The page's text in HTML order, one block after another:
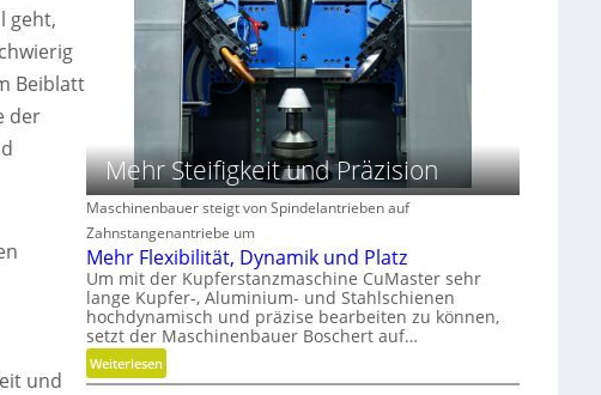
geht,
Beiblatt
der
und
e
t
l
i
f
f
e
n
n
i
e
b
u
n
d
H
y
d
r
a
l
r
m
a
t
u
r
e
n
t
e
c
Mehr Steifigkeit und Präzision
Maschinenbauer steigt von Spindelantrieben auf
Zahnstangenantriebe um
Mehr Flexibilität, Dynamik und Platz
Um mit der Kupferstanzmaschine CuMaster sehr
lange Kupfer-, Aluminium- und Stahlschienen
hochdynamisch und präzise bearbeiten zu können,
setzt der Maschinenbauer Boschert auf…
Weiterlesen:
M